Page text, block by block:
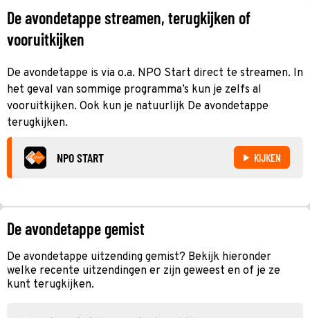
De avondetappe streamen, terugkijken of
vooruitkijken
De avondetappe is via o.a. NPO Start direct te streamen. In
het geval van sommige programma’s kun je zelfs al
vooruitkijken. Ook kun je natuurlijk De avondetappe
terugkijken.
NPO START KIJKEN
De avondetappe gemist
De avondetappe uitzending gemist? Bekijk hieronder
welke recente uitzendingen er zijn geweest en of je ze
kunt terugkijken.